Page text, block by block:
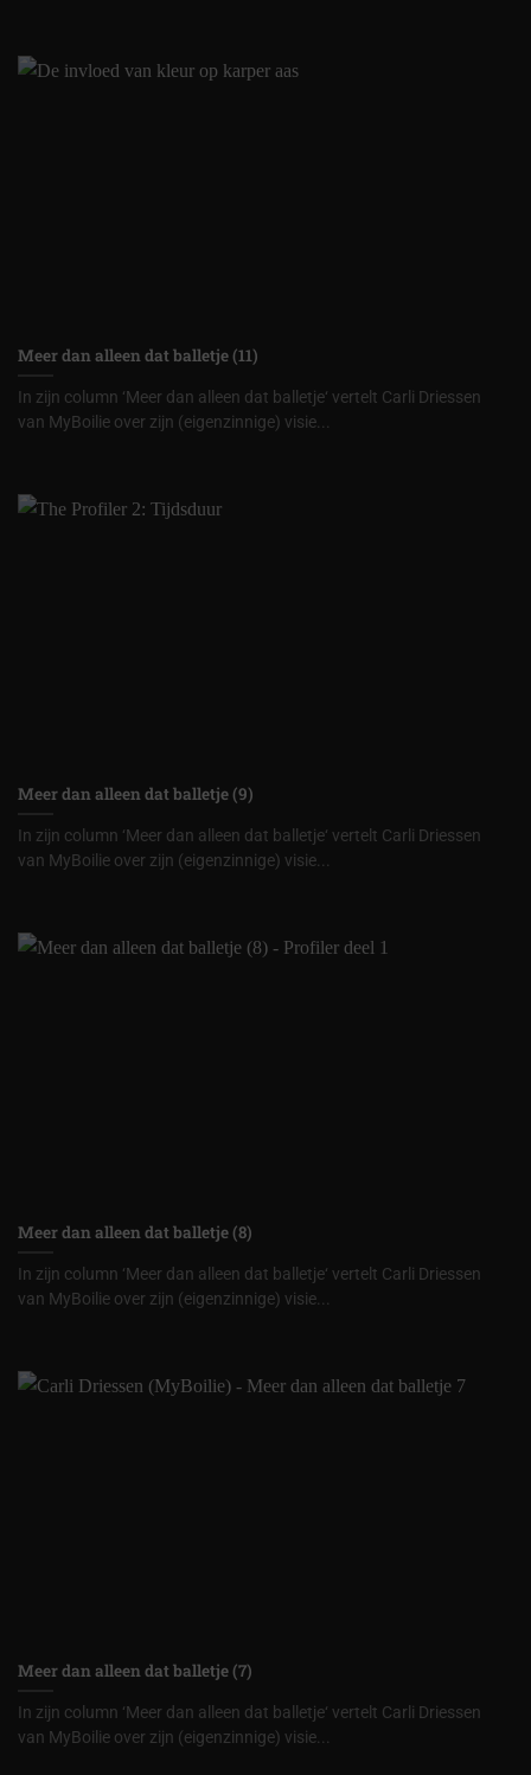
Meer dan alleen dat balletje (11)
In zijn column ‘Meer dan alleen dat balletje‘ vertelt Carli Driessen
van MyBoilie over zijn (eigenzinnige) visie...
Meer dan alleen dat balletje (9)
In zijn column ‘Meer dan alleen dat balletje‘ vertelt Carli Driessen
van MyBoilie over zijn (eigenzinnige) visie...
Meer dan alleen dat balletje (8)
In zijn column ‘Meer dan alleen dat balletje‘ vertelt Carli Driessen
van MyBoilie over zijn (eigenzinnige) visie...
Meer dan alleen dat balletje (7)
In zijn column ‘Meer dan alleen dat balletje‘ vertelt Carli Driessen
van MyBoilie over zijn (eigenzinnige) visie...